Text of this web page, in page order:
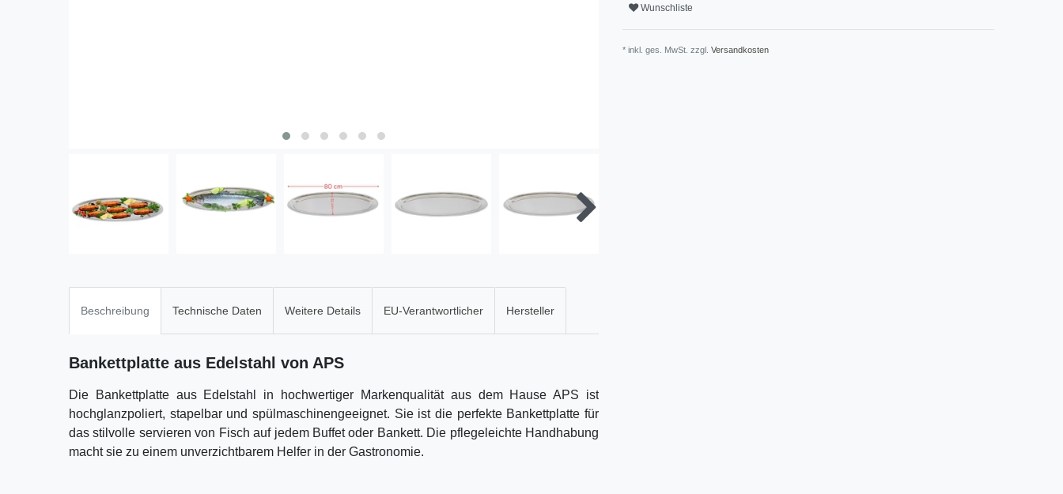
Wunschliste
* inkl. ges. MwSt. zzgl. Versandkosten
Beschreibung Technische Daten Weitere Details EU-Verantwortlicher Hersteller
Bankettplatte aus Edelstahl von APS
Die Bankettplatte aus Edelstahl in hochwertiger Markenqualität aus dem Hause APS ist
hochglanzpoliert, stapelbar und spülmaschinengeeignet. Sie ist die perfekte Bankettplatte für
das stilvolle servieren von Fisch auf jedem Buffet oder Bankett. Die pflegeleichte Handhabung
macht sie zu einem unverzichtbarem Helfer in der Gastronomie.